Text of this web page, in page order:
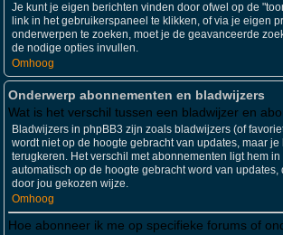
Je kunt je eigen berichten vinden door ofwel op de
link in het gebruikerspaneel te klikken, of via je eigen
onderwerpen te zoeken, moet je de geavanceerde
de nodige opties invullen.
Omhoog
Onderwerp abonnementen en bladwijzers
Wat is het verschil tussen een bladwijzer en
Bladwijzers in phpBB3 zijn zoals bladwijzers (of
wordt niet op de hoogte gebracht van updates, maar je
terugkeren. Het verschil met abonnementen ligt hem
automatisch op de hoogte gebracht word van updates,
door jou gekozen wijze.
Omhoog
Hoe abonneer ik me op specifieke forums of